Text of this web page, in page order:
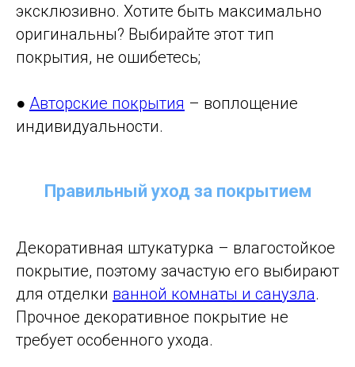
эксклюзивно. Хотите быть максимально
оригинальны? Выбирайте этот тип
покрытия, не ошибетесь;
● Авторские покрытия – воплощение
индивидуальности.
Правильный уход за покрытием
Декоративная штукатурка – влагостойкое
покрытие, поэтому зачастую его выбирают
для отделки ванной комнаты и санузла.
Прочное декоративное покрытие не
требует особенного ухода.